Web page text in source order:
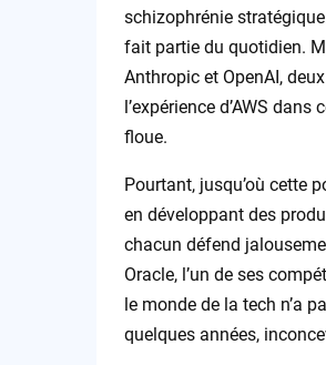
schizophrénie
fait partie du quotidien.
Anthropic et OpenAI,
l’expérience d’AWS
floue.
Pourtant, jusqu’où cette
en développant des
chacun défend
Oracle, l’un de ses
le monde de la tech n’a
quelques années,